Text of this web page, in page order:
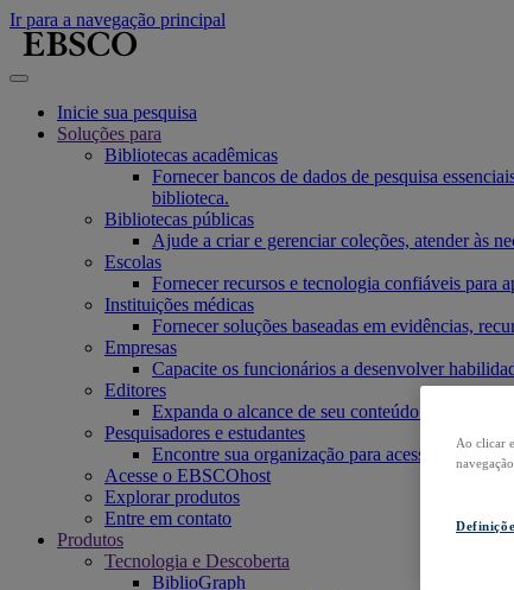
Ir para a navegação principal
Inicie sua pesquisa
Soluções para
Bibliotecas acadêmicas
Fornecer bancos de dados de pesquisa
biblioteca.
Bibliotecas públicas
Ajude a criar e gerenciar coleções, atender às
Escolas
Fornecer recursos e tecnologia confiáveis para
Instituições médicas
Fornecer soluções baseadas em evidências,
Empresas
Capacite os funcionários a desenvolver
Editores
Expanda o alcance de seu conteúdo ou serviço,
Pesquisadores e estudantes
Encontre sua organização para acessar nossos
Acesse o EBSCOhost
Explorar produtos
Entre em contato
Produtos
Tecnologia e Descoberta
BiblioGraph
Ao clicar